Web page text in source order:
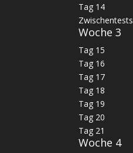
Tag 14
Zwischentests
Woche 3
Tag 15
Tag 16
Tag 17
Tag 18
Tag 19
Tag 20
Tag 21
Woche 4